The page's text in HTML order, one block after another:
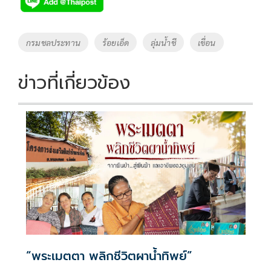
b
o
k
er y
Li
k
Tags
กรมชลประทาน ร้อยเอ็ด ลุ่มน้ำชี เขื่อน
ข่าวที่เกี่ยวข้อง
“พระเมตตา พลิกชีวิตผาน้ำทิพย์”